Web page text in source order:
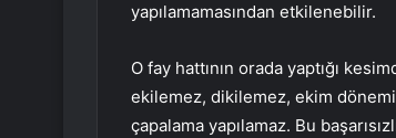
yapılamamasından etkilenebilir.
O fay hattının orada yaptığı
ekilemez, dikilemez, ekim
çapalama yapılamaz. Bu